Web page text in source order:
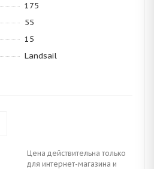
175
55
15
Landsail
Цена действительна только
для интернет-магазина и